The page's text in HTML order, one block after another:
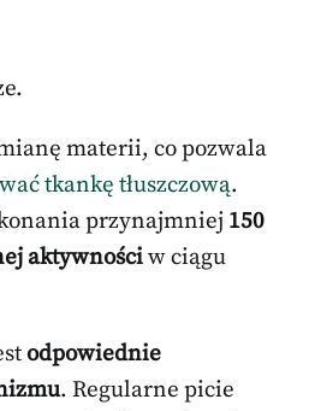
materii, co pozwala
tkankę tłuszczową.
przynajmniej 150
aktywnościw ciągu
odpowiednie
. Regularne picie